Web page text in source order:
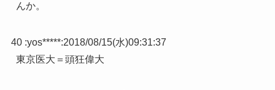
んか。
40 :yos*****:2018/08/15(水)09:31:37
東京医大＝頭狂偉大